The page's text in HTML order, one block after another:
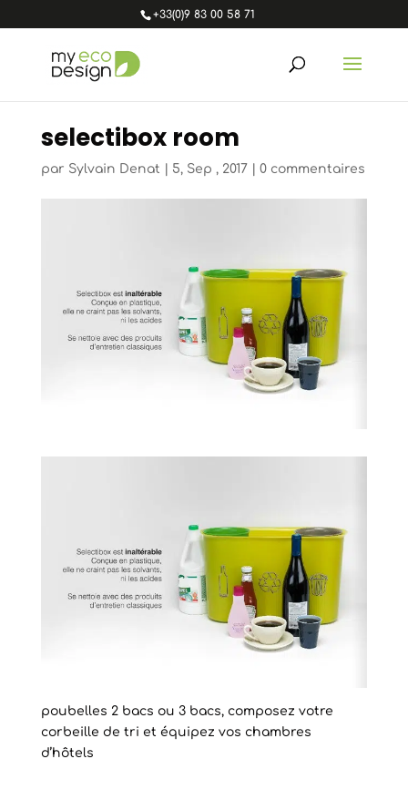
+33(0)9 83 00 58 71
selectibox room
par Sylvain Denat 5, Sep , 2017 0 commentaires
poubelles 2 bacs ou 3 bacs, composez votre
corbeille de tri et équipez vos chambres
d’hôtels